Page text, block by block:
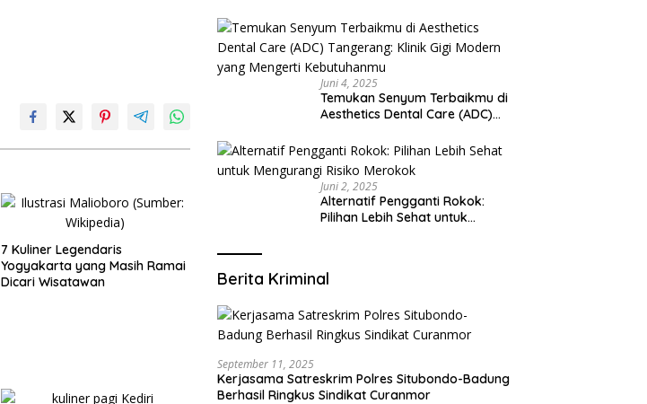
7 Kuliner Legendaris
Yogyakarta yang Masih Ramai
Dicari Wisatawan
Juni 4, 2025
Temukan Senyum Terbaikmu di
Aesthetics Dental Care (ADC)
yang Mengerti Kebutuhanmu
Juni 2, 2025
Alternatif Pengganti Rokok:
Pilihan Lebih Sehat untuk
Berita Kriminal
September 11, 2025
Kerjasama Satreskrim Polres Situbondo-Badung
Berhasil Ringkus Sindikat Curanmor